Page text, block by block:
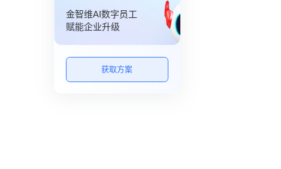
金智维AI数字员工
赋能企业升级
获取方案